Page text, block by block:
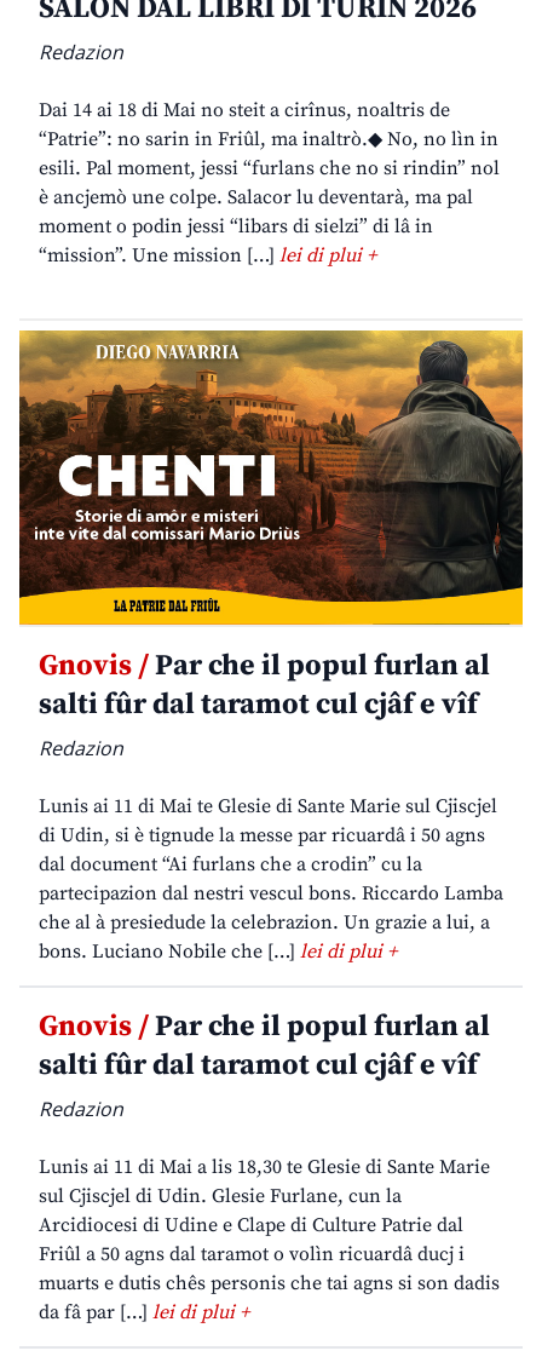
SALON DAL LIBRI DI TURIN 2026
Redazion
Dai 14 ai 18 di Mai no steit a cirînus, noaltris de
“Patrie”: no sarin in Friûl, ma inaltrò.◆ No, no lìn in
esili. Pal moment, jessi “furlans che no si rindin” nol
è ancjemò une colpe. Salacor lu deventarà, ma pal
moment o podin jessi “libars di sielzi” di lâ in
“mission”. Une mission […] lei di plui +
Gnovis /Par che il popul furlan al
salti fûr dal taramot cul cjâf e vîf
Redazion
Lunis ai 11 di Mai te Glesie di Sante Marie sul Cjiscjel
di Udin, si è tignude la messe par ricuardâ i 50 agns
dal document “Ai furlans che a crodin” cu la
partecipazion dal nestri vescul bons. Riccardo Lamba
che al à presiedude la celebrazion. Un grazie a lui, a
bons. Luciano Nobile che […] lei di plui +
Gnovis /Par che il popul furlan al
salti fûr dal taramot cul cjâf e vîf
Redazion
Lunis ai 11 di Mai a lis 18,30 te Glesie di Sante Marie
sul Cjiscjel di Udin. Glesie Furlane, cun la
Arcidiocesi di Udine e Clape di Culture Patrie dal
Friûl a 50 agns dal taramot o volìn ricuardâ ducj i
muarts e dutis chês personis che tai agns si son dadis
da fâ par […] lei di plui +